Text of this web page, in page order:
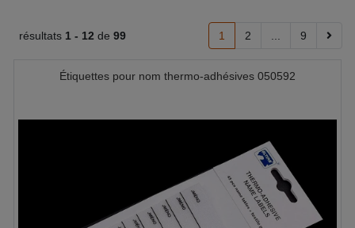
résultats 1 - 12 de 99 1 2 9
Étiquettes pour nom thermo-adhésives 050592